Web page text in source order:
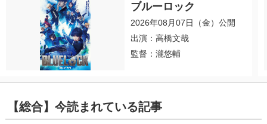
ブルーロック
2026年08月07日（金）公開
出演：高橋文哉
監督：瀧悠輔
【総合】今読まれている記事